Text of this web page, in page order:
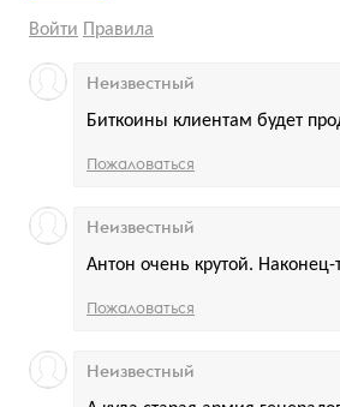
Войти Правила
Биткоины клиентам будет
Неизвестный
Пожаловаться
Антон очень крутой.
Неизвестный
Пожаловаться
Неизвестный